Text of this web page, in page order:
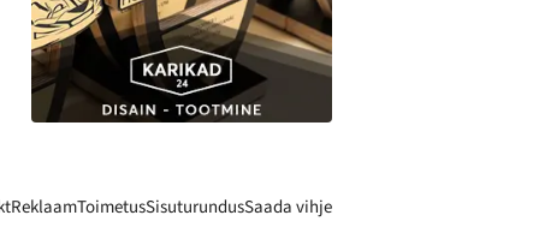
ReklaamToimetusSisuturundusSaada vihje